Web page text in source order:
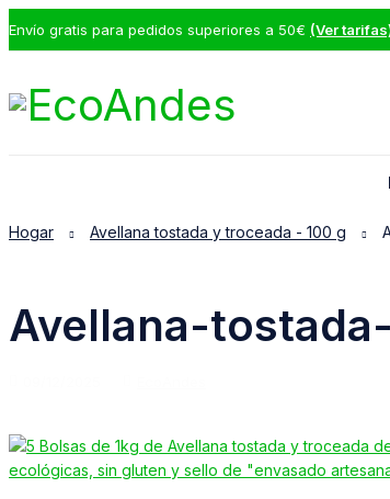
Envío gratis para pedidos superiores a 50€ (Ver
Hogar Avellana tostada y troceada - 100 g
Avellana-